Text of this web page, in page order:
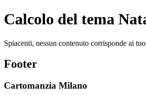
Calcolo del tema
Spiacenti, nessun contenuto corrisponde ai
Footer
Cartomanzia Milano